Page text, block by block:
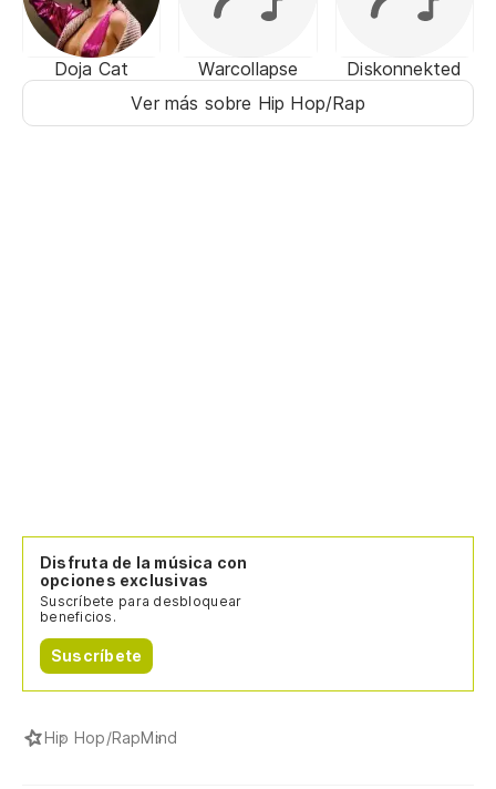
Doja Cat Warcollapse
Diskonnekted
Ver más sobre Hip Hop/Rap
Disfruta de la música con
opciones exclusivas
Suscríbete para desbloquear
beneficios.
Suscríbete
Hip Hop/RapMind